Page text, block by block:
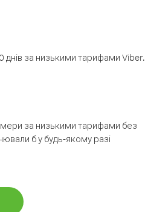
за низькими тарифами Viber.
за низькими тарифами без
б у будь-якому разі